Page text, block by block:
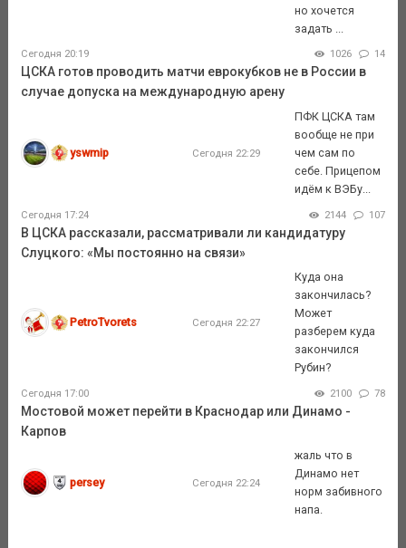
но хочется
задать ...
Сегодня 20:19 1026 14
ЦСКА готов проводить матчи еврокубков не в России в
случае допуска на международную арену
yswmip Сегодня 22:29
ПФК ЦСКА там
вообще не при
чем сам по
себе. Прицепом
идём к ВЭБу...
Сегодня 17:24 2144 107
В ЦСКА рассказали, рассматривали ли кандидатуру
Слуцкого: «Мы постоянно на связи»
PetroTvorets Сегодня 22:27
Куда она
закончилась?
Может
разберем куда
закончился
Рубин?
Сегодня 17:00 2100 78
Мостовой может перейти в Краснодар или Динамо -
Карпов
persey Сегодня 22:24
жаль что в
Динамо нет
норм забивного
напа.